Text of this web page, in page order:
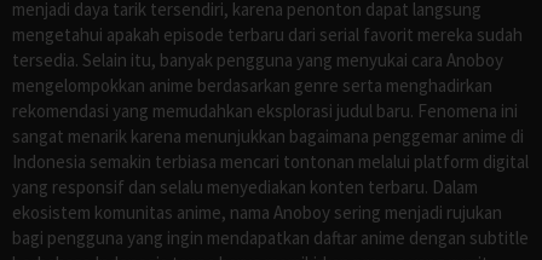
menjadi daya tarik tersendiri, karena penonton dapat langsung
mengetahui apakah episode terbaru dari serial favorit mereka sudah
tersedia. Selain itu, banyak pengguna yang menyukai cara Anoboy
mengelompokkan anime berdasarkan genre serta menghadirkan
rekomendasi yang memudahkan eksplorasi judul baru. Fenomena ini
sangat menarik karena menunjukkan bagaimana penggemar anime di
Indonesia semakin terbiasa mencari tontonan melalui platform digital
yang responsif dan selalu menyediakan konten terbaru. Dalam
ekosistem komunitas anime, nama Anoboy sering menjadi rujukan
bagi pengguna yang ingin mendapatkan daftar anime dengan subtitle